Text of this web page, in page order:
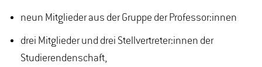
neun Mitglieder aus der Gruppe der Professor:innen
drei Mitglieder und drei Stellvertreter:innen der
Studierendenschaft,